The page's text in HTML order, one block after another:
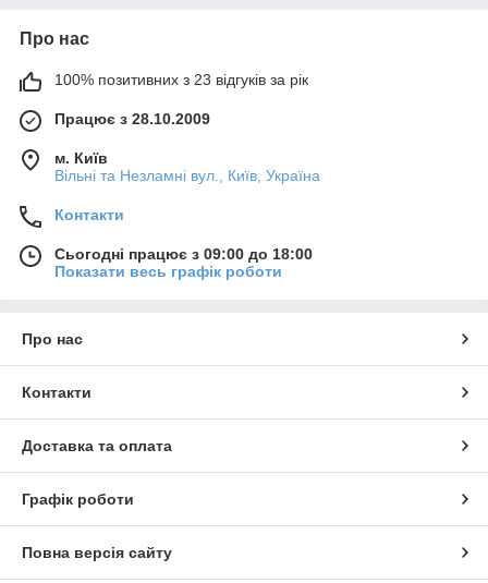
Про нас
100% позитивних з 23 відгуків за рік
Працює з 28.10.2009
м. Київ
Вільні та Незламні вул., Київ, Україна
Контакти
Сьогодні працює з 09:00 до 18:00
Показати весь графік роботи
Про нас
Контакти
Доставка та оплата
Графік роботи
Повна версія сайту